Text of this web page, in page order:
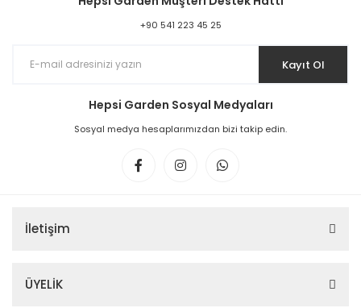
+90 541 223 45 25
Kayıt Ol
Hepsi Garden Sosyal Medyaları
Sosyal medya hesaplarımızdan bizi takip edin.
İletişim
ÜYELİK